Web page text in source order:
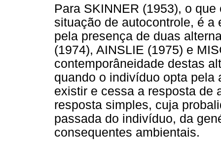
Para SKINNER (1953), o
situação de autocontrole, é
pela presença de duas
(1974), AINSLIE (1975) e
contemporâneidade destas
quando o indivíduo opta pela
existir e cessa a resposta de
resposta simples, cuja
passada do indivíduo, da
consequentes ambientais.